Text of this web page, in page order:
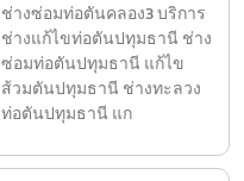
ช่างซ่อมท่อตันคลอง3 บริการ
ช่างแก้ไขท่อตันปทุมธานี ช่าง
ซ่อมท่อตันปทุมธานี แก้ไข
ส้วมตันปทุมธานี ช่างทะลวง
ท่อตันปทุมธานี แก